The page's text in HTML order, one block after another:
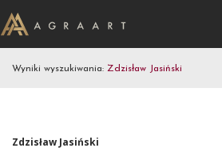
Wyniki wyszukiwania: Zdzisław Jasiński
Zdzisław Jasiński